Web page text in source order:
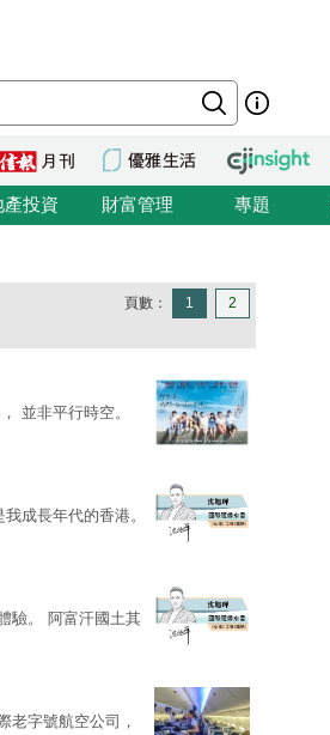
產投資 財富管理 專題
頁數： 1 2
並非平行時空。
成長年代的香港。
驗。 阿富汗國土其
老字號航空公司，